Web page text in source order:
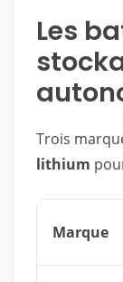
Les
Trois
lithium
Marque